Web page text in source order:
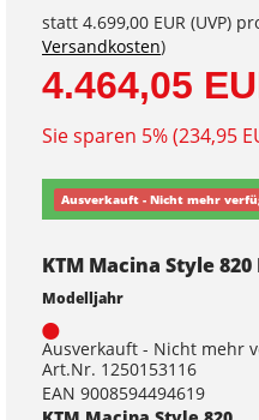
statt 4.699,00 EUR (UVP)
Versandkosten)
4.464,05
Sie sparen 5% (234,95
Ausverkauft - Nicht mehr
KTM Macina Style 820
Modelljahr
Ausverkauft - Nicht mehr
Art.Nr. 1250153116
EAN 9008594494619